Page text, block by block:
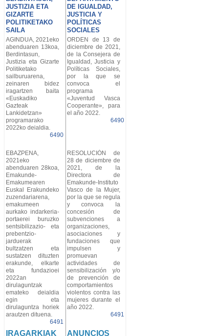
JUSTIZIA ETA
GIZARTE
POLITIKETAKO
SAILA
DE IGUALDAD,
JUSTICIA Y
POLÍTICAS
SOCIALES
AGINDUA, 2021eko
abenduaren 13koa,
Berdintasun,
Justizia eta Gizarte
Politiketako
sailburuarena,
zeinaren bidez
iragartzen baita
«Euskadiko
Gazteak
Lankidetzan»
programarako
2022ko deialdia.
6490
ORDEN de 13 de
diciembre de 2021,
de la Consejera de
Igualdad, Justicia y
Políticas Sociales,
por la que se
convoca el
programa
«Juventud Vasca
Cooperante», para
el año 2022.
6490
EBAZPENA,
2021eko
abenduaren 28koa,
Emakunde-
Emakumearen
Euskal Erakundeko
zuzendariarena,
emakumeen
aurkako indarkeria-
portaerei buruzko
sentsibilizazio- eta
prebentzio-
jarduerak
bultzatzen eta
sustatzen dituzten
erakunde, elkarte
eta fundazioei
2022an
dirulaguntzak
emateko deialdia
egin eta
dirulaguntza horiek
arautzen dituena.
6491
RESOLUCIÓN de
28 de diciembre de
2021, de la
Directora de
Emakunde-Instituto
Vasco de la Mujer,
por la que se regula
y convoca la
concesión de
subvenciones a
organizaciones,
asociaciones y
fundaciones que
impulsen y
promuevan
actividades de
sensibilización y/o
de prevención de
comportamientos
violentos contra las
mujeres durante el
año 2022.
6491
IRAGARKIAK ANUNCIOS